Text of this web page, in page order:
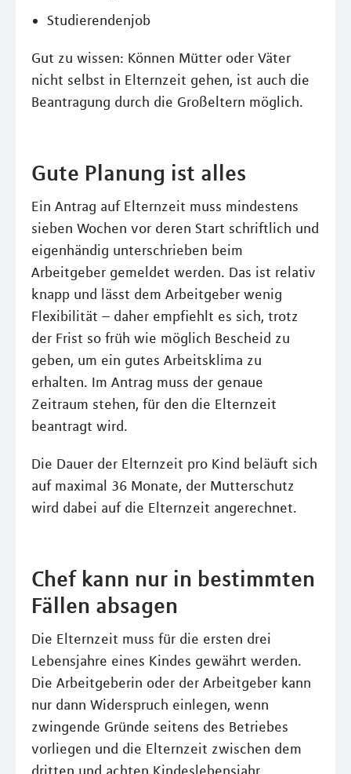
Studierendenjob
Gut zu wissen: Können Mütter oder Väter
nicht selbst in Elternzeit gehen, ist auch die
Beantragung durch die Großeltern möglich.
Gute Planung ist alles
Ein Antrag auf Elternzeit muss mindestens
sieben Wochen vor deren Start schriftlich und
eigenhändig unterschrieben beim
Arbeitgeber gemeldet werden. Das ist relativ
knapp und lässt dem Arbeitgeber wenig
Flexibilität – daher empfiehlt es sich, trotz
der Frist so früh wie möglich Bescheid zu
geben, um ein gutes Arbeitsklima zu
erhalten. Im Antrag muss der genaue
Zeitraum stehen, für den die Elternzeit
beantragt wird.
Die Dauer der Elternzeit pro Kind beläuft sich
auf maximal 36 Monate, der Mutterschutz
wird dabei auf die Elternzeit angerechnet.
Chef kann nur in bestimmten
Fällen absagen
Die Elternzeit muss für die ersten drei
Lebensjahre eines Kindes gewährt werden.
Die Arbeitgeberin oder der Arbeitgeber kann
nur dann Widerspruch einlegen, wenn
zwingende Gründe seitens des Betriebes
vorliegen und die Elternzeit zwischen dem